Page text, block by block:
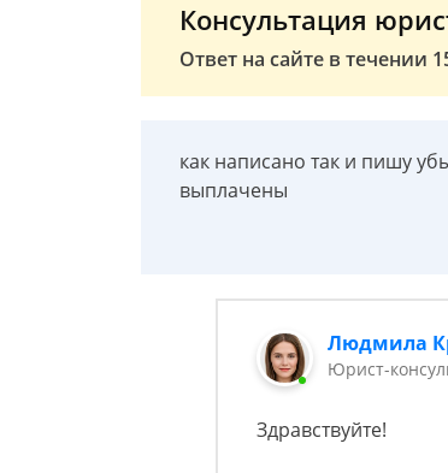
Консультация
Ответ на сайте в течении
как написано так и пишу
выплачены
Людмила
Юрист-
Здравствуйте!